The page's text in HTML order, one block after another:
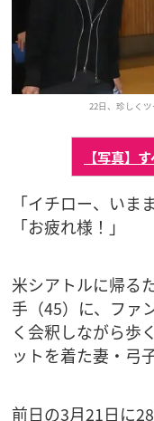
22日、珍しく
【写真】
「イチロー、いま
「お疲れ様！」
米シアトルに帰る
手（45）に、ファ
く会釈しながら歩
ットを着た妻・弓
前日の3月21日に